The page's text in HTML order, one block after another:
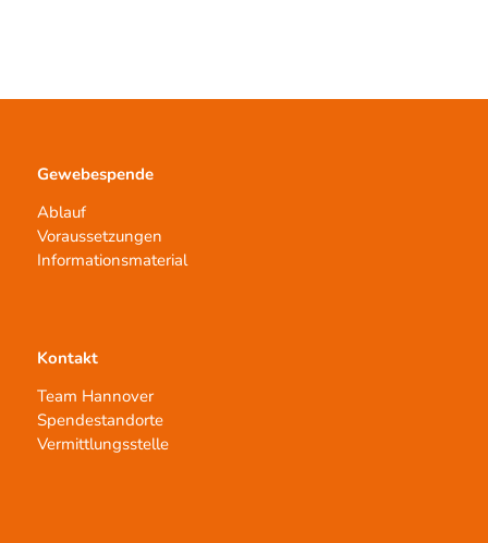
Gewebespende
Ablauf
Voraussetzungen
Informationsmaterial
Kontakt
Team Hannover
Spendestandorte
Vermittlungsstelle